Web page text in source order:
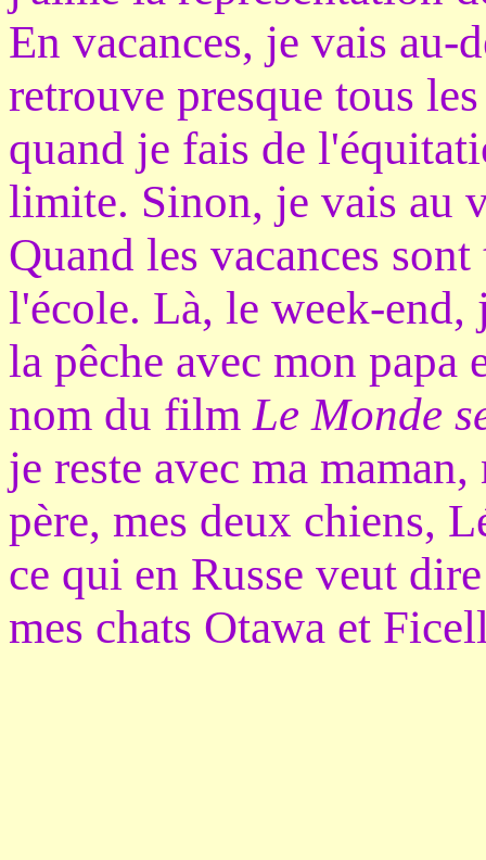
En vacances, je vais au-
retrouve presque tous
quand je fais de
limite. Sinon, je vais au
Quand les vacances
l'école. Là, le week-end,
la pêche avec mon
nom du film Le Monde
je reste avec ma
père, mes deux chiens,
ce qui en Russe veut
mes chats Otawa et